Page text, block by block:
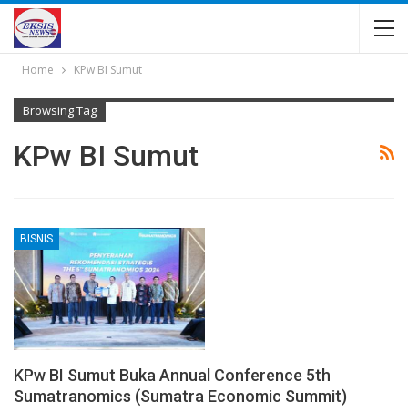
Home KPw BI Sumut
Browsing Tag
KPw BI Sumut
BISNIS
KPw BI Sumut Buka Annual Conference 5th
Sumatranomics (Sumatra Economic Summit)